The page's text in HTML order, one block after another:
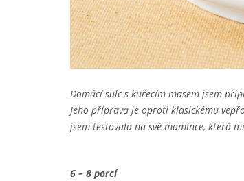
Domácí sulc s kuřecím masem jsem
Jeho příprava je oproti klasickému
jsem testovala na své mamince, která
6 – 8 porcí